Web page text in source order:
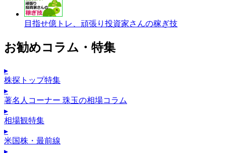
目指せ億トレ、頑張り投資家さんの稼ぎ技
お勧めコラム・特集
▸
株探トップ特集
▸
著名人コーナー 珠玉の相場コラム
▸
相場観特集
▸
米国株・最前線